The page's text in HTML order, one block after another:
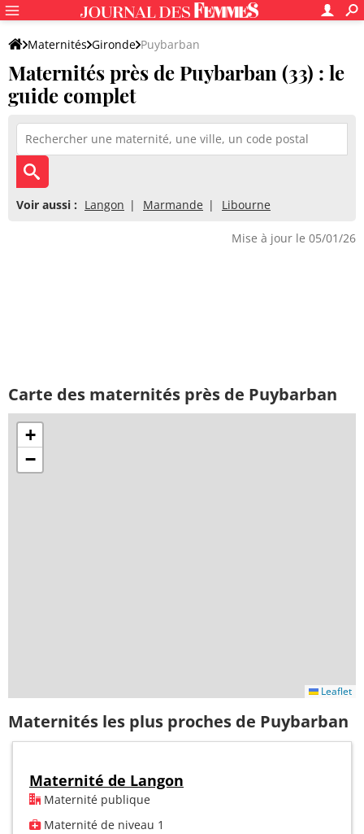
Maternités Gironde Puybarban
Maternités près de Puybarban (33) : le
guide complet
Voir aussi : Langon Marmande Libourne
Mise à jour le 05/01/26
Carte des maternités près de Puybarban
+
−
Leaflet
Maternités les plus proches de Puybarban
Maternité de Langon
Maternité publique
Maternité de niveau 1